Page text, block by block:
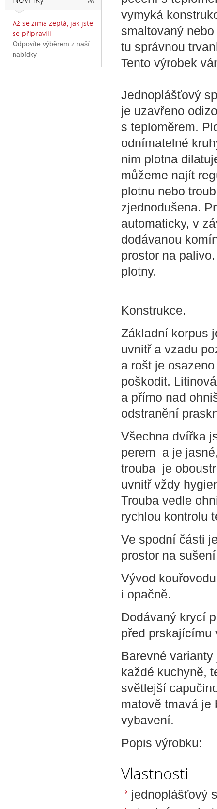
vymyká
smaltovaný
tu správnou
Tento výrobek
Jednoplášťový
je uzavřeno
s teploměrem.
odnímatelné
nim plotna
můžeme najít
plotnu nebo
zjednodušena.
automaticky, v
dodávanou
prostor na
plotny.
Konstrukce.
Základní korpus
uvnitř a vzadu
a rošt je
poškodit.
a přímo nad
odstranění
Všechna dvířka
perem a je
trouba je
uvnitř vždy
Trouba vedle
rychlou kontrolu
Ve spodní části
prostor na
Vývod
i opačně.
Dodávaný krycí
před prskajícímu
Barevné
každé kuchyně,
světlejší
matově tmavá je
vybavení.
Popis výrobku:
Vlastnosti
jednoplášťový
Až se zima zeptá, jak jste
se připravili
Odpovíte výběrem z naší
nabídky